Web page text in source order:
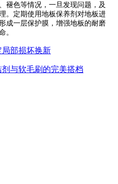
褪色等情况，一旦发现问题，及
。定期使用地板保养剂对地板进
成一层保护膜，增强地板的耐磨
。
部损坏换新
与软毛刷的完美搭档